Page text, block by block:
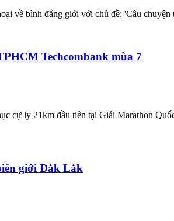
về bình đẳng giới với chủ đề: 'Câu
Techcombank mùa 7
cự ly 21km đầu tiên tại Giải Marathon
giới Đắk Lắk